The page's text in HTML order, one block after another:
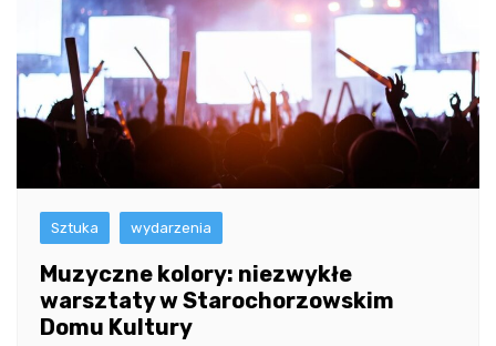
Sztuka wydarzenia
Muzyczne kolory: niezwykłe
warsztaty w Starochorzowskim
Domu Kultury